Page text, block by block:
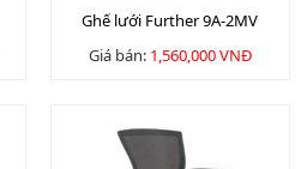
Ghế lưới Further 9A-2MV
Giá bán: 1,560,000 VNĐ